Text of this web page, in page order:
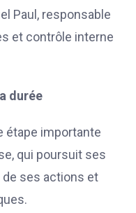
Paul, responsable
et contrôle interne
durée
étape importante
qui poursuit ses
ses actions et